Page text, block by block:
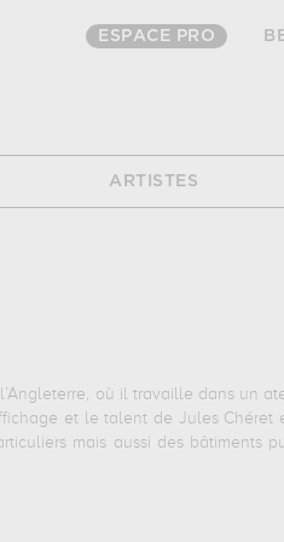
ESPACE PRO
ARTISTES
où il travaille dans un
et le talent de Jules Chéret
mais aussi des bâtiments